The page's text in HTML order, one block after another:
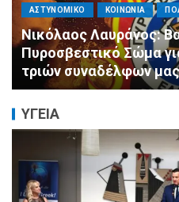
ΑΓΙΟΣ ΔΗΜΗΤΡΙΟΣ ΕΚΚΛΗΣΙΑ -
Με κατάνυξη και
της Μεταμορφώσεως
Ασύρματο
ΥΓΕΙΑ